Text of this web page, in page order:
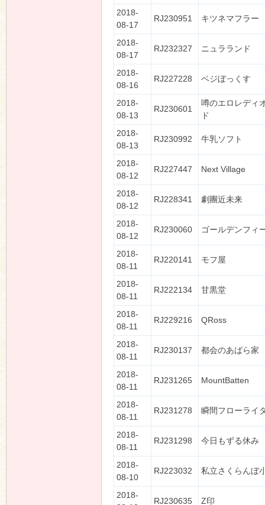
2018-
08-17
RJ230951 キツネマフラー
2018-
08-17
RJ232327 ニュラランド
2018-
08-16
RJ227228 ベジぼっくす
2018-
08-13
RJ230601
噂のエロレディ
ド
2018-
08-13
RJ230992 牛乳ソフト
2018-
08-12
RJ227447 Next Village
2018-
08-12
RJ228341 劇團近未来
2018-
08-12
RJ230060 ゴールデンフィ
2018-
08-11
RJ220141 モフ屋
2018-
08-11
RJ222134 甘黒堂
2018-
08-11
RJ229216 QRoss
2018-
08-11
RJ230137 都会のあばら家
2018-
08-11
RJ231265 MountBatten
2018-
08-11
RJ231278 瞬間フローライ
2018-
08-11
RJ231298 今日もずる休み
2018-
08-10
RJ223032 私立さくらんぼ
2018-
RJ230635 Z印